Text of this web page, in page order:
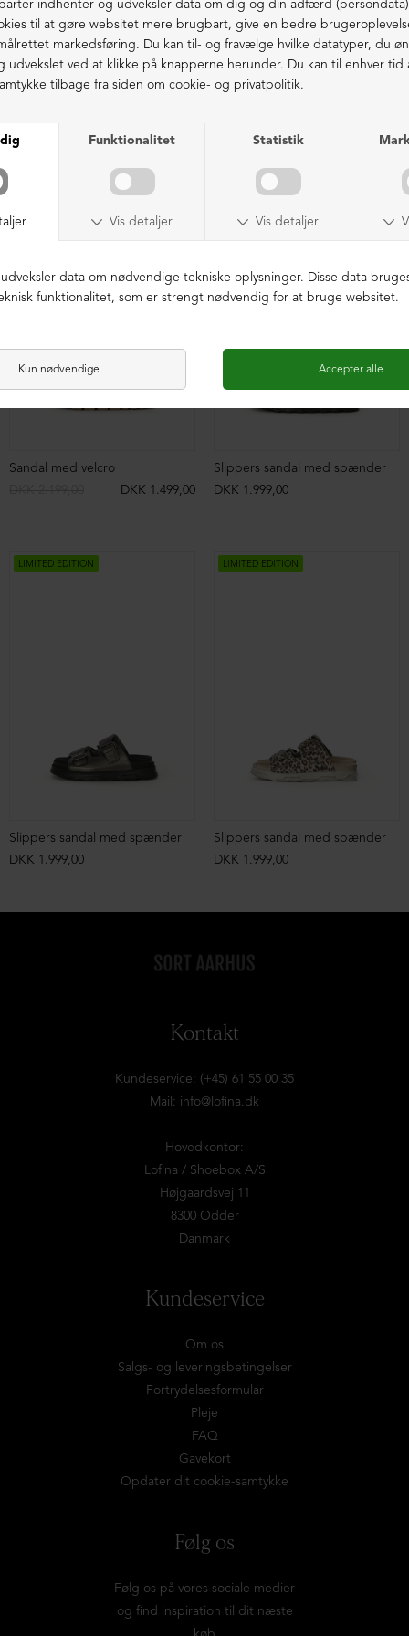
40 = 25,9 cm | 40½ = 26,2 cm
41 = 26,6 cm
Fri fragt fra 1.000,- i DK (pakkeshop)
Ekstraordinær kvalitet - produceret i Europa
Sandal med velcro
DKK 1.499,00
LIMITED EDITION
Slippers sandal med spænder
DKK 1.999,00
LIMITED EDITION
Slippers sandal med spænder
DKK 1.999,00
LIMITED EDITION
Slippers sandal med spænder
DKK 1.999,00
Kontakt
Kundeservice: (+45) 61 55 00 35
Mail: info@lofina.dk
Hovedkontor:
Lofina / Shoebox A/S
Højgaardsvej 11
8300 Odder
Danmark
Kundeservice
Om os
Salgs- og leveringsbetingelser
Fortrydelsesformular
Pleje
FAQ
Gavekort
Opdater dit cookie-samtykke
Følg os
Følg os på vores sociale medier
og find inspiration til dit næste